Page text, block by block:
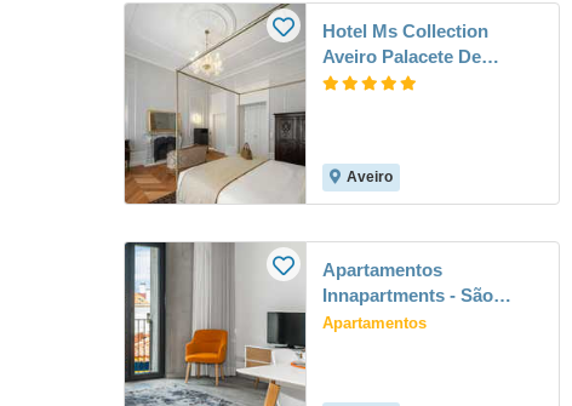
Hotel Ms Collection
Aveiro Palacete De
Valdemouro
Aveiro
Apartamentos
Innapartments - São
Gonçalinho
Apartamentos